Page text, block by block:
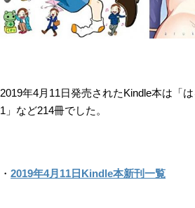
2019年4月11日発売されたKindle本は「
1」など214冊でした。
・ 2019年4月11日Kindle本新刊一覧